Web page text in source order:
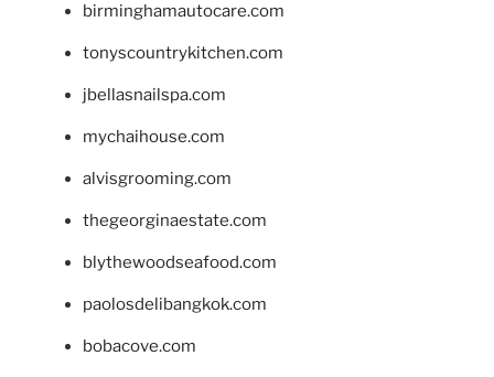
birminghamautocare.com
tonyscountrykitchen.com
jbellasnailspa.com
mychaihouse.com
alvisgrooming.com
thegeorginaestate.com
blythewoodseafood.com
paolosdelibangkok.com
bobacove.com